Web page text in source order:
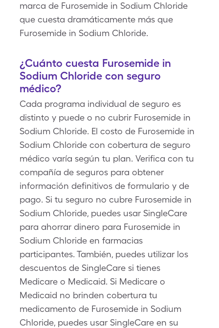
marca de Furosemide in Sodium Chloride
que cuesta dramáticamente más que
Furosemide in Sodium Chloride.
¿Cuánto cuesta Furosemide in
Sodium Chloride con seguro
médico?
Cada programa individual de seguro es
distinto y puede o no cubrir Furosemide in
Sodium Chloride. El costo de Furosemide in
Sodium Chloride con cobertura de seguro
médico varía según tu plan. Verifica con tu
compañía de seguros para obtener
información definitivos de formulario y de
pago. Si tu seguro no cubre Furosemide in
Sodium Chloride, puedes usar SingleCare
para ahorrar dinero para Furosemide in
Sodium Chloride en farmacias
participantes. También, puedes utilizar los
descuentos de SingleCare si tienes
Medicare o Medicaid. Si Medicare o
Medicaid no brinden cobertura tu
medicamento de Furosemide in Sodium
Chloride, puedes usar SingleCare en su